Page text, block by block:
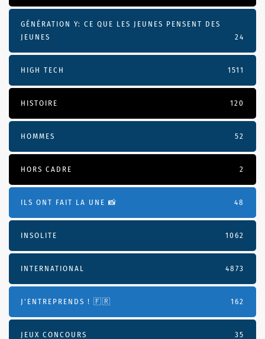
GÉNÉRATION Y: CE QUE LES JEUNES PENSENT DES
JEUNES
24
HIGH TECH 1511
HISTOIRE 120
HOMMES 52
HORS CADRE 2
ILS ONT FAIT LA UNE 📸 48
INSOLITE 1062
INTERNATIONAL 4873
J'ENTREPRENDS ! 🇫🇷 162
JEUX CONCOURS 35